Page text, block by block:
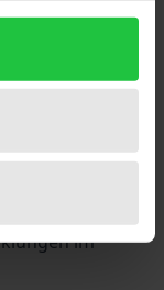
in
hierbei
aus der
(VR-
im